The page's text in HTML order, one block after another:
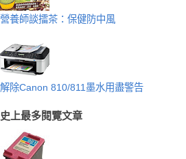
營養師談擂茶：保健防中風
解除Canon 810/811墨水用盡警告
史上最多閱覽文章